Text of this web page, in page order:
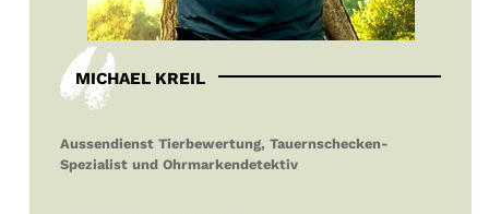
MICHAEL KREIL
Aussendienst Tierbewertung, Tauernschecken-
Spezialist und Ohrmarkendetektiv